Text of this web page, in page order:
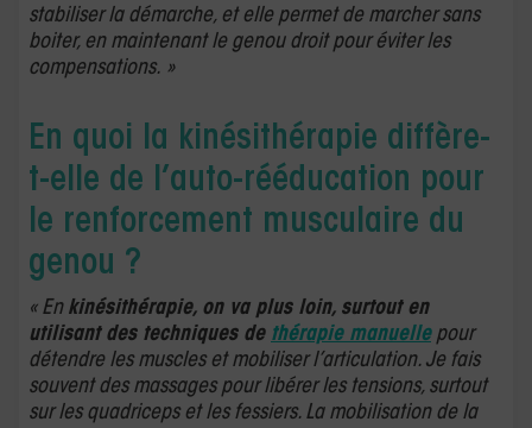
stabiliser la démarche, et elle permet de marcher sans
boiter, en maintenant le genou droit pour éviter les
compensations. »
En quoi la kinésithérapie diffère-
t-elle de l’auto-rééducation pour
le renforcement musculaire du
genou ?
« En kinésithérapie, on va plus loin, surtout en
utilisant des techniques de thérapie manuellepour
détendre les muscles et mobiliser l’articulation. Je fais
souvent des massages pour libérer les tensions, surtout
sur les quadriceps et les fessiers. La mobilisation de la